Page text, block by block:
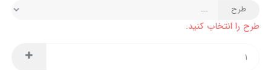
طرح
طرح را انتخاب کنید.